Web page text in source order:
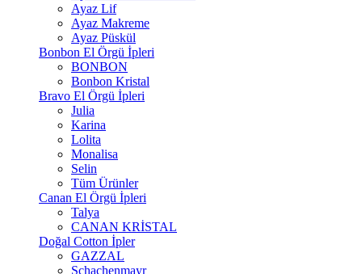
Ayaz Lif
Ayaz Makreme
Ayaz Püskül
Bonbon El Örgü İpleri
BONBON
Bonbon Kristal
Bravo El Örgü İpleri
Julia
Karina
Lolita
Monalisa
Selin
Tüm Ürünler
Canan El Örgü İpleri
Talya
CANAN KRİSTAL
Doğal Cotton İpler
GAZZAL
Schachenmayr